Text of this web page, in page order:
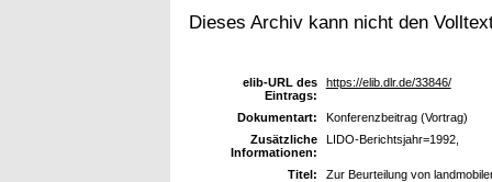
Dieses Archiv kann nicht den
elib-URL des
Eintrags:
https://elib.dlr.de/33846/
Dokumentart:
Konferenzbeitrag (Vortrag)
Zusätzliche
Informationen:
LIDO-Berichtsjahr=1992,
Titel:
Zur Beurteilung von